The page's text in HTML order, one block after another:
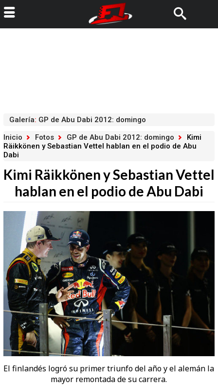
Galería: GP de Abu Dabi 2012: domingo
Inicio
Fotos GP de Abu Dabi 2012: domingo
Kimi
Räikkönen y Sebastian Vettel hablan en el podio de Abu
Dabi
Kimi Räikkönen y Sebastian Vettel
hablan en el podio de Abu Dabi
El finlandés logró su primer triunfo del año y el alemán la
mayor remontada de su carrera.